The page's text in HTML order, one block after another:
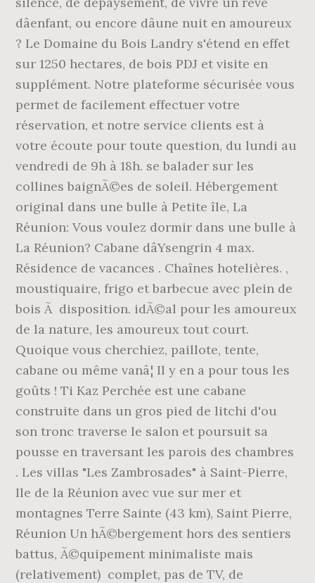
dâenfant, ou encore dâune nuit en amoureux
? Le Domaine du Bois Landry s'étend en effet
sur 1250 hectares, de bois PDJ et visite en
supplément. Notre plateforme sécurisée vous
permet de facilement effectuer votre
réservation, et notre service clients est à
votre écoute pour toute question, du lundi au
vendredi de 9h à 18h. se balader sur les
collines baignÃ©es de soleil. Hébergement
original dans une bulle à Petite île, La
Réunion: Vous voulez dormir dans une bulle à
La Réunion? Cabane dâYsengrin 4 max.
Résidence de vacances . Chaînes hotelières. ,
moustiquaire, frigo et barbecue avec plein de
bois Ã disposition. idÃ©al pour les amoureux
de la nature, les amoureux tout court.
Quoique vous cherchiez, paillote, tente,
cabane ou même vanâ¦ Il y en a pour tous les
goûts ! Ti Kaz Perchée est une cabane
construite dans un gros pied de litchi d'ou
son tronc traverse le salon et poursuit sa
pousse en traversant les parois des chambres
. Les villas "Les Zambrosades" à Saint-Pierre,
Ile de la Réunion avec vue sur mer et
montagnes Terre Sainte (43 km), Saint Pierre,
Réunion Un hÃ©bergement hors des sentiers
battus, Ã©quipement minimaliste mais
(relativement) complet, pas de TV, de